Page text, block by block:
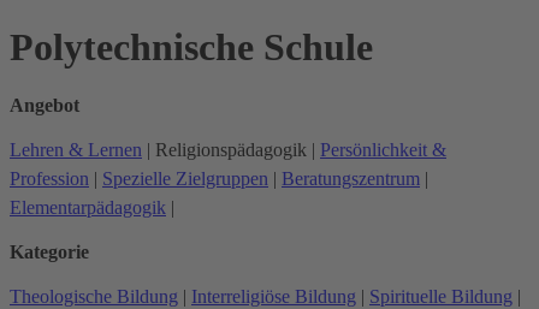
Polytechnische Schule
Angebot
Lehren & Lernen | Religionspädagogik | Persönlichkeit &
Profession | Spezielle Zielgruppen | Beratungszentrum |
Elementarpädagogik |
Kategorie
Theologische Bildung | Interreligiöse Bildung | Spirituelle Bildung |